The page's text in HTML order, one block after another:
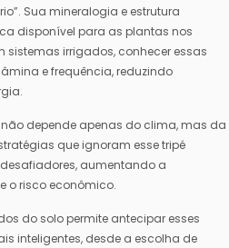
Sua mineralogia e estrutura
disponível para as plantas nos
irrigados, conhecer essas
e frequência, reduzindo
depende apenas do clima, mas da
que ignoram esse tripé
aumentando a
o risco econômico.
do solo permite antecipar esses
inteligentes, desde a escolha de